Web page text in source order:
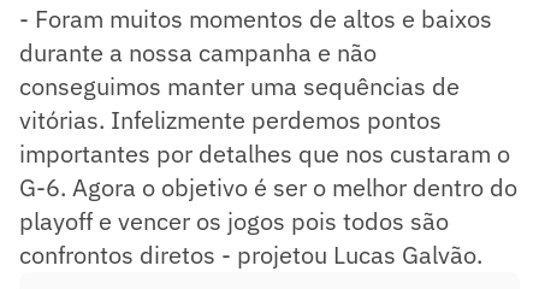
- Foram muitos momentos de altos e baixos
durante a nossa campanha e não
conseguimos manter uma sequências de
vitórias. Infelizmente perdemos pontos
importantes por detalhes que nos custaram o
G-6. Agora o objetivo é ser o melhor dentro do
playoff e vencer os jogos pois todos são
confrontos diretos - projetou Lucas Galvão.